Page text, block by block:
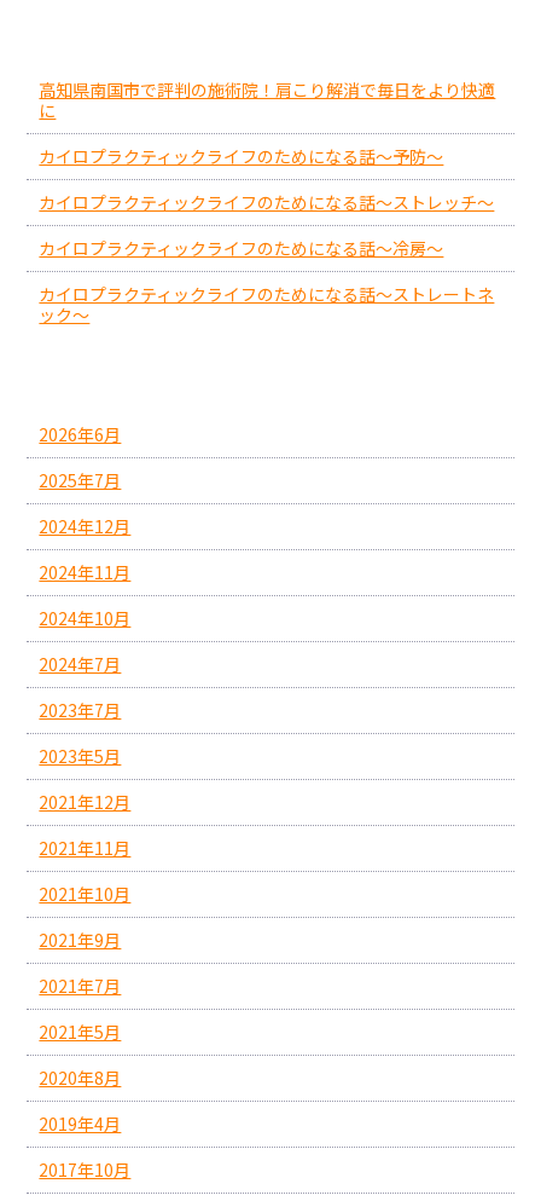
高知県南国市で評判の施術院！肩こり解消で毎日をより快適
に
カイロプラクティックライフのためになる話～予防～
カイロプラクティックライフのためになる話～ストレッチ～
カイロプラクティックライフのためになる話～冷房～
カイロプラクティックライフのためになる話～ストレートネ
ック～
2026年6月
2025年7月
2024年12月
2024年11月
2024年10月
2024年7月
2023年7月
2023年5月
2021年12月
2021年11月
2021年10月
2021年9月
2021年7月
2021年5月
2020年8月
2019年4月
2017年10月